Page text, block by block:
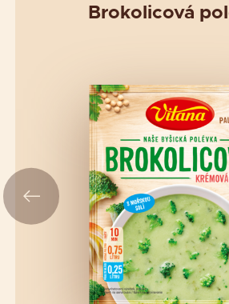
Brokolicová